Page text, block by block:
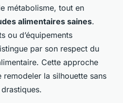
métabolisme, tout en
alimentaires saines.
ou d’équipements
par son respect du
Cette approche
la silhouette sans